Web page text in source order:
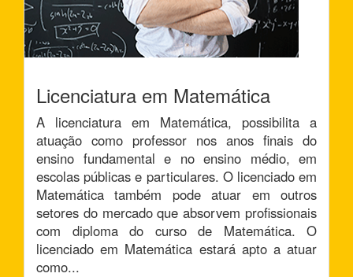
Licenciatura em Matemática
A licenciatura em Matemática, possibilita a
atuação como professor nos anos finais do
ensino fundamental e no ensino médio, em
escolas públicas e particulares. O licenciado em
Matemática também pode atuar em outros
setores do mercado que absorvem profissionais
com diploma do curso de Matemática. O
licenciado em Matemática estará apto a atuar
como...